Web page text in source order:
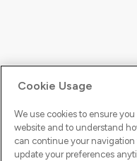
Cookie Usage
We use cookies to ensure
website and to understand
can continue your navigation
update your preferences